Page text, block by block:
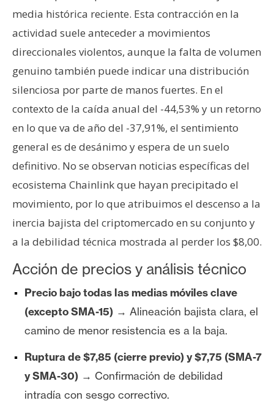
media histórica reciente. Esta contracción en la
actividad suele anteceder a movimientos
direccionales violentos, aunque la falta de volumen
genuino también puede indicar una distribución
silenciosa por parte de manos fuertes. En el
contexto de la caída anual del -44,53% y un retorno
en lo que va de año del -37,91%, el sentimiento
general es de desánimo y espera de un suelo
definitivo. No se observan noticias específicas del
ecosistema Chainlink que hayan precipitado el
movimiento, por lo que atribuimos el descenso a la
inercia bajista del criptomercado en su conjunto y
a la debilidad técnica mostrada al perder los $8,00.
Acción de precios y análisis técnico
Precio bajo todas las medias móviles clave
(excepto SMA-15) → Alineación bajista clara, el
camino de menor resistencia es a la baja.
Ruptura de $7,85 (cierre previo) y $7,75 (SMA-7
y SMA-30) → Confirmación de debilidad
intradía con sesgo correctivo.